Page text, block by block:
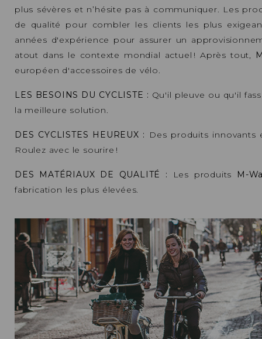
plus sévères et n’hésite pas à communiquer. Les
de qualité pour combler les clients les plus
années d'expérience pour assurer un
atout dans le contexte mondial actuel ! Après tout,
européen d'accessoires de vélo.
LES BESOINS DU CYCLISTE : Qu'il pleuve ou qu'il
la meilleure solution.
DES CYCLISTES HEUREUX :
Des produits
Roulez avec le sourire !
DES MATÉRIAUX DE QUALITÉ : Les produits
M-
fabrication les plus élevées.